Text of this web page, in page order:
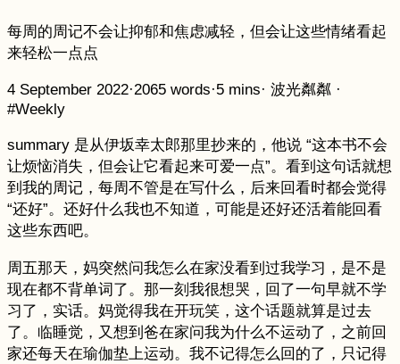
每周的周记不会让抑郁和焦虑减轻，但会让这些情绪看起
来轻松一点点
4 September 2022·2065 words·5 mins· 波光粼粼 ·
#Weekly
summary 是从伊坂幸太郎那里抄来的，他说 “这本书不会
让烦恼消失，但会让它看起来可爱一点”。看到这句话就想
到我的周记，每周不管是在写什么，后来回看时都会觉得
“还好”。还好什么我也不知道，可能是还好还活着能回看
这些东西吧。
周五那天，妈突然问我怎么在家没看到过我学习，是不是
现在都不背单词了。那一刻我很想哭，回了一句早就不学
习了，实话。妈觉得我在开玩笑，这个话题就算是过去
了。临睡觉，又想到爸在家问我为什么不运动了，之前回
家还每天在瑜伽垫上运动。我不记得怎么回的了，只记得